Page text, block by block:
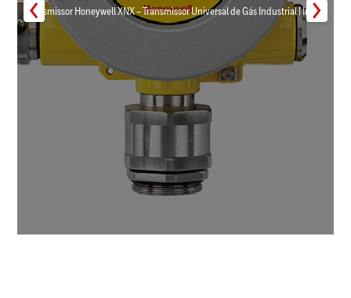
Transmissor Honeywell XNX – Transmissor Universal de Gás Industrial | Inmar